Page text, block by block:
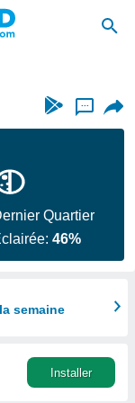
...
Quartier
46%
semaine
Installer